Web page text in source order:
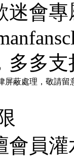
迷會
多多支
屏蔽處理，敬請留
會員